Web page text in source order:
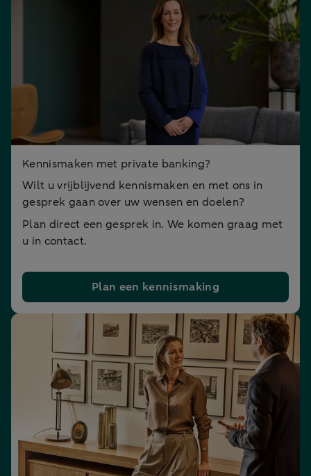
Kennismaken met private banking?
Wilt u vrijblijvend kennismaken en met ons in
gesprek gaan over uw wensen en doelen?
Plan direct een gesprek in. We komen graag met
u in contact.
Plan een kennismaking